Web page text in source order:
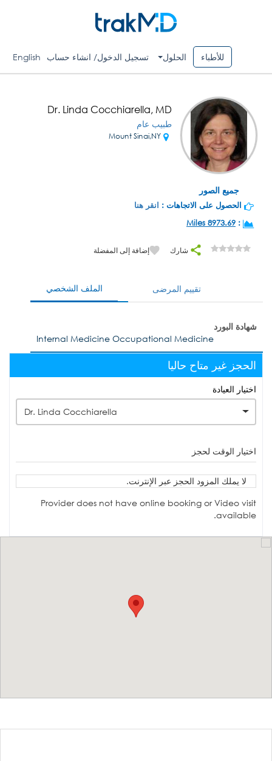
للأطباء الحلول تسجيل الدخول/ انشاء حساب English
جميع الصور
Dr. Linda Cocchiarella, MD
طبيب عام
الحصول على الاتجاهات : انقر هنا
:
8973.69 Miles
شارك إضافة إلى المفضلة
الملف الشخصي تقييم المرضى
شهادة البورد
Internal Medicine Occupational Medicine
الحجز غير متاح حاليا
اختيار العيادة
Dr. Linda Cocchiarella
اختيار الوقت لحجز
لا يملك المزود الحجز عبر الإنترنت.
Provider does not have online booking or Video visit
available.